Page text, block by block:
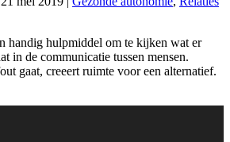
handig hulpmiddel om te kijken wat er
in de communicatie tussen mensen.
gaat, creeert ruimte voor een alternatief.